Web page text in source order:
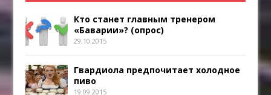
Кто станет главным тренером
«Баварии»? (опрос)
29.10.2015
Гвардиола предпочитает холодное
пиво
19.09.2015